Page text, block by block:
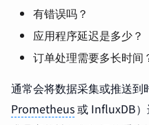
有错误吗？
应用程序延迟是多少？
订单处理需要多长时间
通常会将数据采集或推送到
Prometheus或 InfluxDB